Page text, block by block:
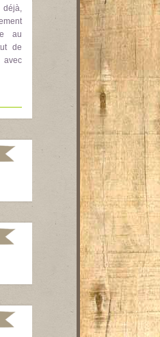
au
de
avec